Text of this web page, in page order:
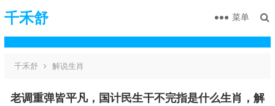
千禾舒 菜单
千禾舒 解说生肖
老调重弹皆平凡，国计民生干不完指是什么生肖，解